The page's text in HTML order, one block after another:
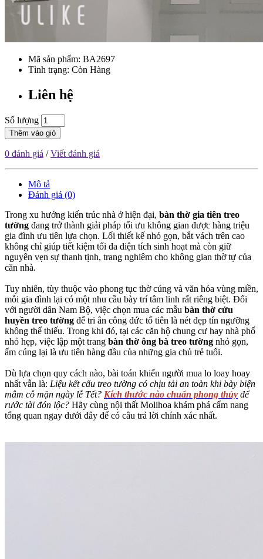
Mã sản phẩm: BA2697
Tình trạng: Còn Hàng
Liên hệ
Số lượng
Thêm vào giỏ
0 đánh giá /Viết đánh giá
Mô tả
Đánh giá (0)
Trong xu hướng kiến trúc nhà ở hiện đại, bàn thờ gia tiên treo
tường đang trở thành giải pháp tối ưu không gian được hàng triệu
gia đình ưu tiên lựa chọn. Lối thiết kế nhỏ gọn, bắt vách trên cao
không chỉ giúp tiết kiệm tối đa diện tích sinh hoạt mà còn giữ
nguyên vẹn sự thanh tịnh, trang nghiêm cho không gian thờ tự của
căn nhà.
Tuy nhiên, tùy thuộc vào phong tục thờ cúng và văn hóa vùng miền,
mỗi gia đình lại có một nhu cầu bày trí tâm linh rất riêng biệt. Đối
với người dân Nam Bộ, việc chọn mua các mẫu bàn thờ cửu
huyền treo tường để tri ân công đức tổ tiên là nét đẹp tín ngưỡng
không thể thiếu. Trong khi đó, tại các căn hộ chung cư hay nhà phố
nhỏ hẹp, việc lập một trang bàn thờ ông bà treo tường nhỏ gọn,
ấm cúng lại là ưu tiên hàng đầu của những gia chủ trẻ tuổi.
Dù lựa chọn quy cách nào, bài toán khiến người mua lo loay hoay
nhất vẫn là: Liệu kết cấu treo tường có chịu tải an toàn khi bày biện
mâm cỗ mặn ngày lễ Tết? Kích thước nào chuẩn phong thủy để
rước tài đón lộc? Hãy cùng nội thất Molihoa khám phá cẩm nang
tổng quan ngay dưới đây để có câu trả lời chính xác nhất.